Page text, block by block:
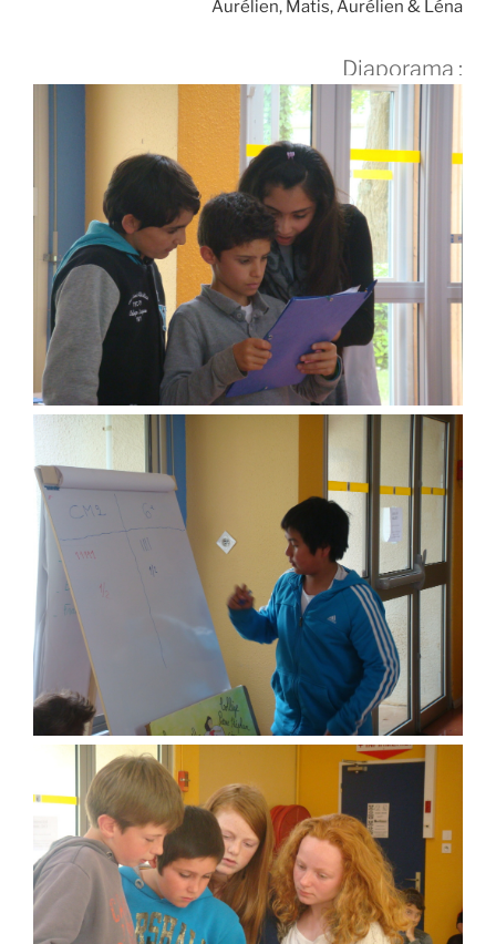
Aurélien, Matis, Aurélien & Léna
Diaporama :